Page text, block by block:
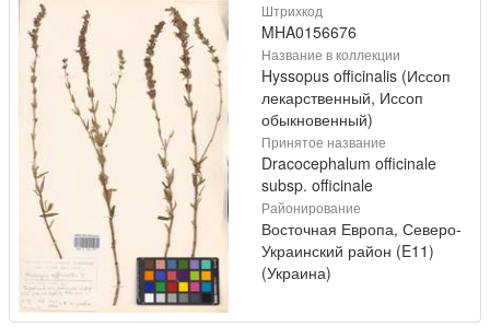
Штрихкод
MHA0156676
Название в коллекции
Hyssopus officinalis (Иссоп
лекарственный, Иссоп
обыкновенный)
Принятое название
Dracocephalum officinale
subsp. officinale
Районирование
Восточная Европа, Северо-
Украинский район (E11)
(Украина)